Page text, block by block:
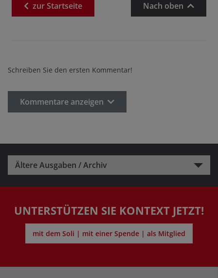
zurStartseite Nach oben
Schreiben Sie den ersten Kommentar!
Kommentare anzeigen
Ältere Ausgaben / Archiv
UNTERSTÜTZEN SIE KONTEXT JETZT!
mit dem Soli | mit einer Spende | als Mitglied